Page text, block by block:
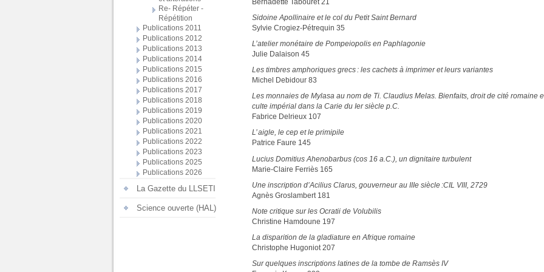
Re- Répéter -
Répétition
Publications 2011
Publications 2012
Publications 2013
Publications 2014
Publications 2015
Publications 2016
Publications 2017
Publications 2018
Publications 2019
Publications 2020
Publications 2021
Publications 2022
Publications 2023
Publications 2025
Publications 2026
La Gazette du LLSETI
Science ouverte (HAL)
Sidoine Apollinaire et le col du Petit Saint Bernard
Sylvie Crogiez-Pétrequin 35
L’atelier monétaire de Pompeiopolis en Paphlagonie
Julie Dalaison 45
Les timbres amphoriques grecs : les cachets à imprimer et leurs variantes
Michel Debidour 83
Les monnaies de Mylasa au nom de Ti. Claudius Melas. Bienfaits, droit de cité romaine
culte impérial dans la Carie du Ier siècle p.C.
Fabrice Delrieux 107
L’ aigle, le cep et le primipile
Patrice Faure 145
Lucius Domitius Ahenobarbus (cos 16 a.C.), un dignitaire turbulent
Marie-Claire Ferriès 165
Une inscription d’Acilius Clarus, gouverneur au IIIe siècle :CIL VIII, 2729
Agnès Groslambert 181
Note critique sur les Ocratii de Volubilis
Christine Hamdoune 197
La disparition de la gladiature en Afrique romaine
Christophe Hugoniot 207
Sur quelques inscriptions latines de la tombe de Ramsès IV